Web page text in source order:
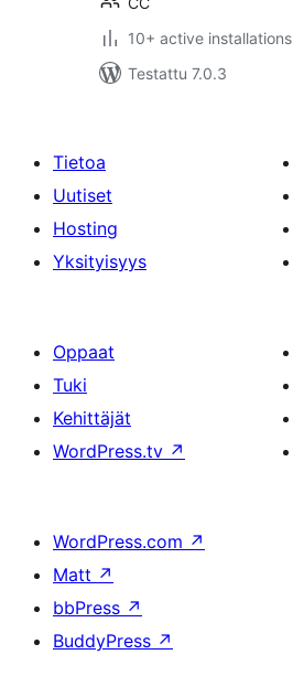
10+ active installations
Testattu 7.0.3
Tietoa
Uutiset
Hosting
Yksityisyys
Oppaat
Tuki
Kehittäjät
WordPress.tv ↗
WordPress.com ↗
Matt ↗
bbPress ↗
BuddyPress ↗